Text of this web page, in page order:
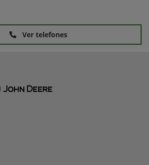
Ver telefones